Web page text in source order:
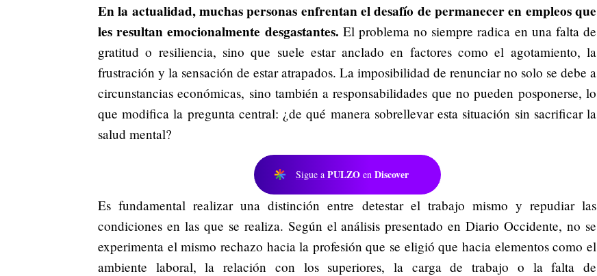
En la actualidad, muchas personas enfrentan el desafío de permanecer en empleos que
les resultan emocionalmente desgastantes. El problema no siempre radica en una falta de
gratitud o resiliencia, sino que suele estar anclado en factores como el agotamiento, la
frustración y la sensación de estar atrapados. La imposibilidad de renunciar no solo se debe a
circunstancias económicas, sino también a responsabilidades que no pueden posponerse, lo
que modifica la pregunta central: ¿de qué manera sobrellevar esta situación sin sacrificar la
salud mental?
Sigue a PULZO en Discover
Es fundamental realizar una distinción entre detestar el trabajo mismo y repudiar las
condiciones en las que se realiza. Según el análisis presentado en Diario Occidente, no se
experimenta el mismo rechazo hacia la profesión que se eligió que hacia elementos como el
ambiente laboral, la relación con los superiores, la carga de trabajo o la falta de